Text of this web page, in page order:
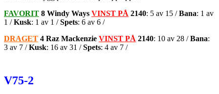
FAVORIT 8 Windy Ways VINST PÅ 2140: 5 av 15 /Bana: 1 av
1 /Kusk: 1 av 1 /Spets: 6 av 6 /
DRAGET 4 Raz Mackenzie VINST PÅ 2140: 10 av 28 /Bana:
3 av 7 /Kusk: 16 av 31 /Spets: 4 av 7 /
V75-2